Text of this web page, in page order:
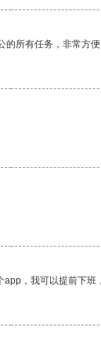
所有任务，非常方便
，我可以提前下班